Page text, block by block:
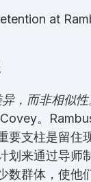
，而非相似性
。
要支柱是留住
划来通过导师
数群体，使他